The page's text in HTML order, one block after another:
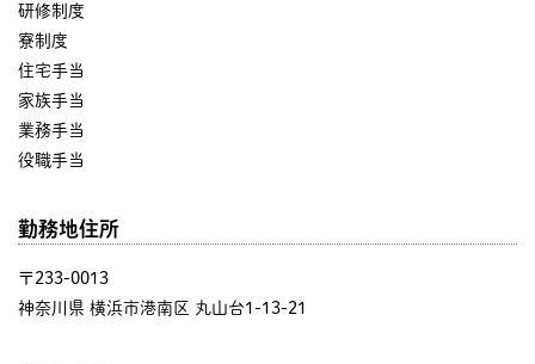
研修制度
寮制度
住宅手当
家族手当
業務手当
役職手当
勤務地住所
〒233-0013
神奈川県 横浜市港南区 丸山台1-13-21